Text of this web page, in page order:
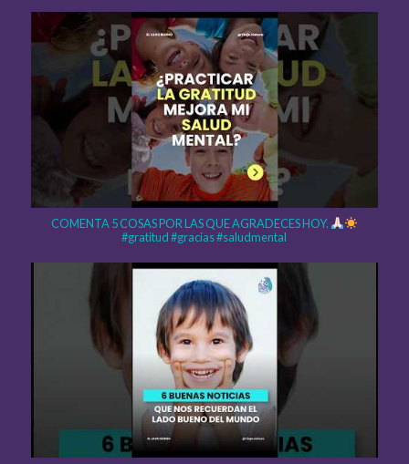
COMENTA 5 COSAS POR LAS QUE AGRADECES HOY.
#gratitud #gracias #saludmental